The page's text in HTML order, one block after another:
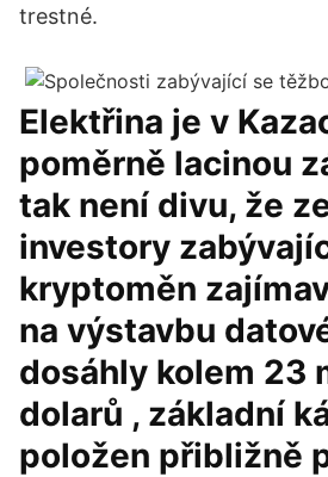
trestné.
Elektřina je v
poměrně lacinou
tak není divu, že
investory
kryptoměn
na výstavbu
dosáhly kolem 23
dolarů , základní
položen přibližně